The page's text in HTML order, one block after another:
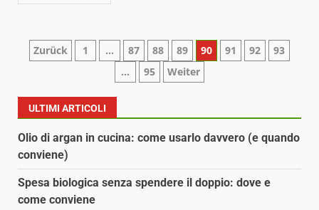
Paginazione
articoli
Zurück 1 … 87 88 89 90 91 92
93
…
95 Weiter
ULTIMI ARTICOLI
Olio di argan in cucina: come usarlo davvero (e quando
conviene)
Spesa biologica senza spendere il doppio: dove e
come conviene